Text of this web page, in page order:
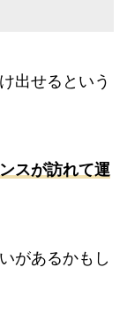
出せるという
スが訪れて運
があるかもし